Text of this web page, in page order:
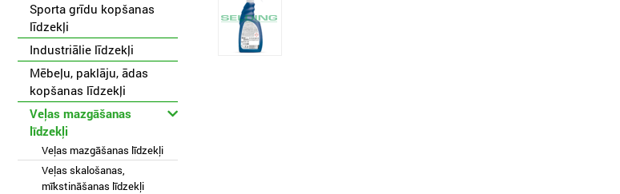
Sporta grīdu kopšanas
līdzekļi
Industriālie līdzekļi
Mēbeļu, paklāju, ādas
kopšanas līdzekļi
Veļas mazgāšanas
līdzekļi
Veļas mazgāšanas līdzekļi
Veļas skalošanas,
mīkstināšanas līdzekļi